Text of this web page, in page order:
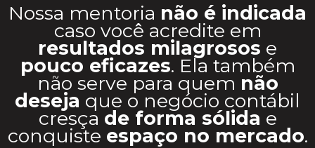
Nossa mentoria não é indicada
caso você acredite em
resultados milagrosos e
pouco eficazes. Ela também
não serve para quem não
deseja que o negócio contábil
cresça de forma sólida e
conquiste espaço no mercado.